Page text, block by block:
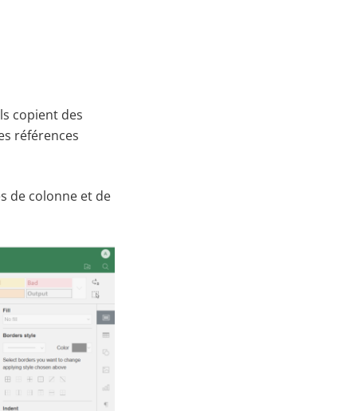
copient des
références
de colonne et de